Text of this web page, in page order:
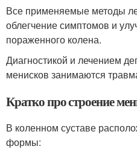
Все применяемые методы
облегчение симптомов и
пораженного колена.
Диагностикой и лечением
менисков занимаются
Кратко про строение
В коленном суставе
формы: